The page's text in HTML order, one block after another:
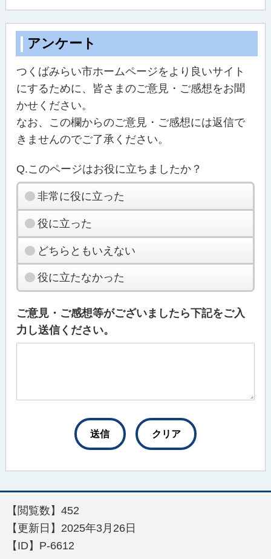
アンケート
つくばみらい市ホームページをより良いサイト
にするために、皆さまのご意見・ご感想をお聞
かせください。
なお、この欄からのご意見・ご感想には返信で
きませんのでご了承ください。
Q.このページはお役に立ちましたか？
非常に役に立った
役に立った
どちらともいえない
役に立たなかった
ご意見・ご感想等がございましたら下記をご入
力し送信ください。
【閲覧数】452
【更新日】 2025年3月26日
【ID】 P-6612